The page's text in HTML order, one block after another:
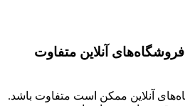
فروشگاه‌های آنلاین متفاوت
آنلاین ممکن است متفاوت باشد.